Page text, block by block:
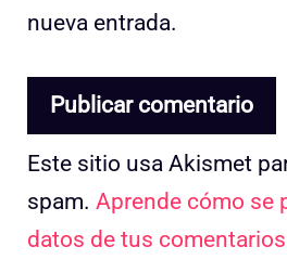
nueva entrada.
Este sitio usa Akismet
spam. Aprende cómo se
datos de tus